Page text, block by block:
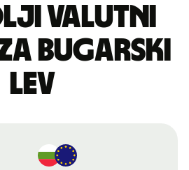
valutni
bugarski
lev